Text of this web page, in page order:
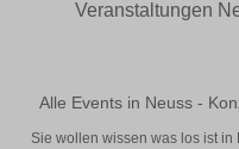
Veranstaltungen
Alle Events in Neuss -
Sie wollen wissen was los ist